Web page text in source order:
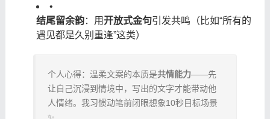
•
结尾留余韵：用开放式金句引发共鸣（比如“所有的
遇见都是久别重逢”这类）
个人心得：温柔文案的本质是共情能力——先
让自己沉浸到情境中，写出的文字才能带动他
人情绪。我习惯动笔前闭眼想象10秒目标场景